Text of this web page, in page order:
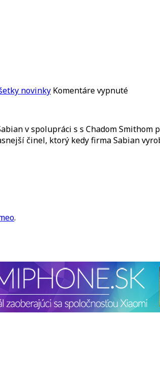
novinky Komentáre vypnuténa
s
Chadom
v spolupráci s s Chadom
činel, ktorý kedy firma Sabian
.